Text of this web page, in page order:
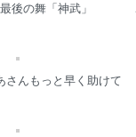
後の舞「神武」
さんもっと早く助けて